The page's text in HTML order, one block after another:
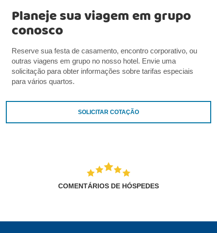
Planeje sua viagem em grupo
conosco
Reserve sua festa de casamento, encontro corporativo, ou
outras viagens em grupo no nosso hotel. Envie uma
solicitação para obter informações sobre tarifas especiais
para vários quartos.
SOLICITAR COTAÇÃO
COMENTÁRIOS DE HÓSPEDES